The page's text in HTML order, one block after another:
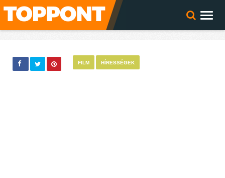
FILM HÍRESSÉGEK